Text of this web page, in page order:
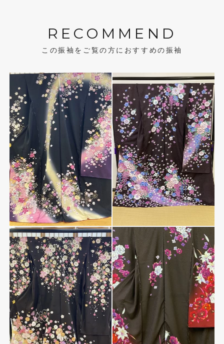
RECOMMEND
この振袖をご覧の方におすすめの振袖